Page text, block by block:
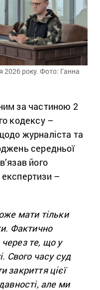
2026 року. Фото: Ганна
за частиною 2
кодексу –
журналіста та
середньої
його
–
мати тільки
Фактично
те, що у
Свого часу суд
закриття цієї
але ми